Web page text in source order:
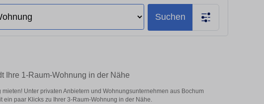
Suchen
Ihre 1-Raum-Wohnung in der Nähe
Unter privaten Anbietern und Wohnungsunternehmen aus Bochum
paar Klicks zu Ihrer 3-Raum-Wohnung in der Nähe.